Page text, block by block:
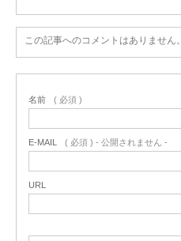
この記事へのコメントはありません。
名前 ( 必須 )
E-MAIL ( 必須 ) - 公開されません -
URL